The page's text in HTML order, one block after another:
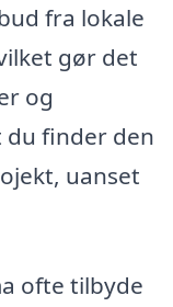
fra lokale
gør det
og
du finder den
uanset
ofte tilbyde